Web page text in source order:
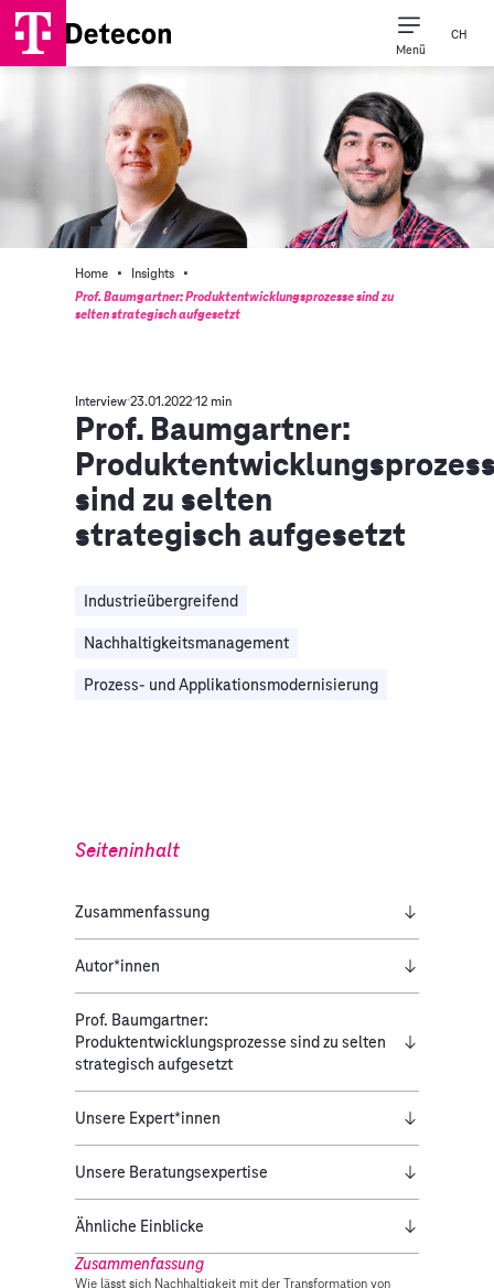
Menü
CH
Home · Insights ·
Prof. Baumgartner: Produktentwicklungsprozesse sind zu
selten strategisch aufgesetzt
Interview 23.01.2022 12 min
Prof. Baumgartner:
sind zu selten
strategisch aufgesetzt
Industrieübergreifend
Nachhaltigkeitsmanagement
Prozess- und Applikationsmodernisierung
Zusammenfassung
Wie lässt sich Nachhaltigkeit mit der Transformation von
Seiteninhalt
Zusammenfassung
Autor*innen
Prof. Baumgartner:
Produktentwicklungsprozesse sind zu selten
strategisch aufgesetzt
Unsere Expert*innen
Unsere Beratungsexpertise
Ähnliche Einblicke